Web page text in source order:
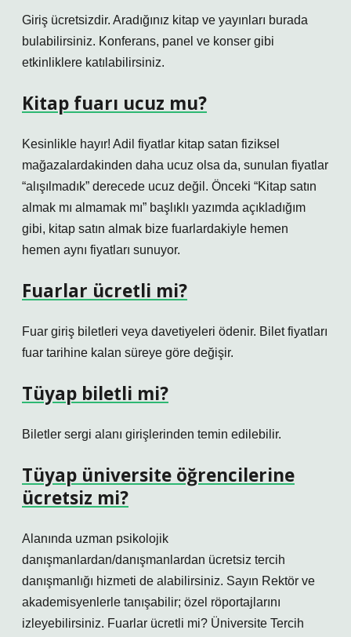
Giriş ücretsizdir. Aradığınız kitap ve yayınları burada
bulabilirsiniz. Konferans, panel ve konser gibi
etkinliklere katılabilirsiniz.
Kitap fuarı ucuz mu?
Kesinlikle hayır! Adil fiyatlar kitap satan fiziksel
mağazalardakinden daha ucuz olsa da, sunulan fiyatlar
“alışılmadık” derecede ucuz değil. Önceki “Kitap satın
almak mı almamak mı” başlıklı yazımda açıkladığım
gibi, kitap satın almak bize fuarlardakiyle hemen
hemen aynı fiyatları sunuyor.
Fuarlar ücretli mi?
Fuar giriş biletleri veya davetiyeleri ödenir. Bilet fiyatları
fuar tarihine kalan süreye göre değişir.
Tüyap biletli mi?
Biletler sergi alanı girişlerinden temin edilebilir.
Tüyap üniversite öğrencilerine
ücretsiz mi?
Alanında uzman psikolojik
danışmanlardan/danışmanlardan ücretsiz tercih
danışmanlığı hizmeti de alabilirsiniz. Sayın Rektör ve
akademisyenlerle tanışabilir; özel röportajlarını
izleyebilirsiniz. Fuarlar ücretli mi? Üniversite Tercih